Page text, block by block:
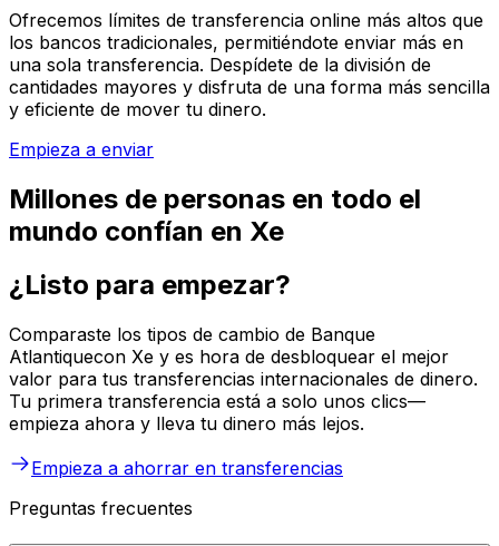
Ofrecemos límites de transferencia online más altos que
los bancos tradicionales, permitiéndote enviar más en
una sola transferencia. Despídete de la división de
cantidades mayores y disfruta de una forma más sencilla
y eficiente de mover tu dinero.
Empieza a enviar
Millones de personas en todo el
mundo confían en Xe
¿Listo para empezar?
Comparaste los tipos de cambio de Banque
Atlantiquecon Xe y es hora de desbloquear el mejor
valor para tus transferencias internacionales de dinero.
Tu primera transferencia está a solo unos clics—
empieza ahora y lleva tu dinero más lejos.
Empieza a ahorrar en transferencias
Preguntas frecuentes